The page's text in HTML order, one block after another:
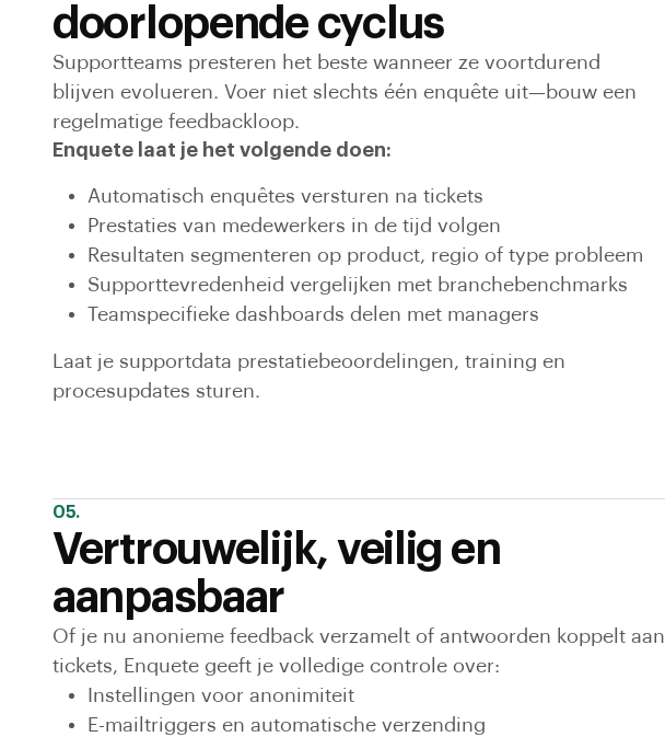
doorlopende cyclus
Supportteams presteren het beste wanneer ze voortdurend
blijven evolueren. Voer niet slechts één enquête uit—bouw een
regelmatige feedbackloop.
Enquete laat je het volgende doen:
Automatisch enquêtes versturen na tickets
Prestaties van medewerkers in de tijd volgen
Resultaten segmenteren op product, regio of type probleem
Supporttevredenheid vergelijken met branchebenchmarks
Teamspecifieke dashboards delen met managers
Laat je supportdata prestatiebeoordelingen, training en
procesupdates sturen.
05.
Vertrouwelijk, veilig en
aanpasbaar
Of je nu anonieme feedback verzamelt of antwoorden koppelt aan
tickets, Enquete geeft je volledige controle over:
Instellingen voor anonimiteit
E-mailtriggers en automatische verzending